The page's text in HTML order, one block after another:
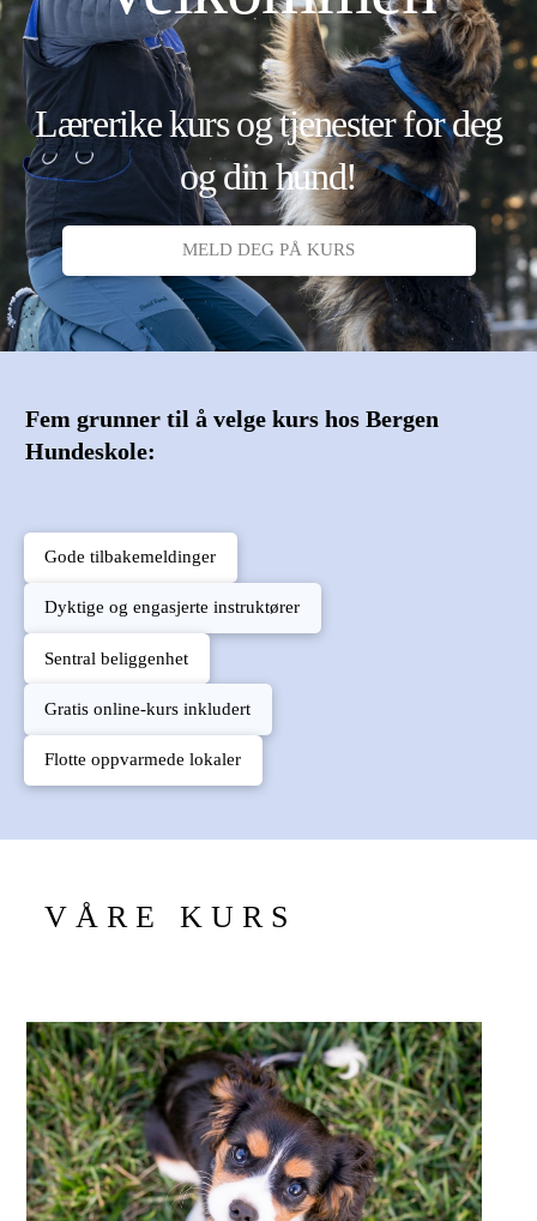
Lærerike kurs og tjenester for deg
og din hund!
MELD DEG PÅ KURS
Fem grunner til å velge kurs hos Bergen
Hundeskole:
Gode tilbakemeldinger
Dyktige og engasjerte instruktører
Sentral beliggenhet
Gratis online-kurs inkludert
Flotte oppvarmede lokaler
V Å R E K U R S